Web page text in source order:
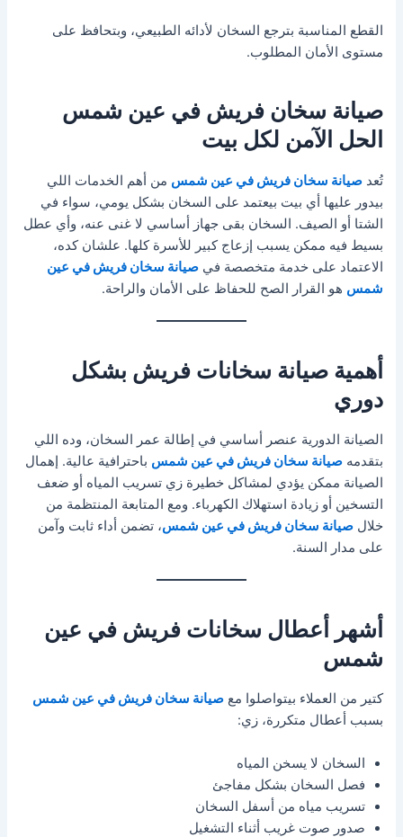
القطع المناسبة بترجع السخان لأدائه الطبيعي، وبتحافظ على
مستوى الأمان المطلوب.
صيانة سخان فريش في عين شمس
الحل الآمن لكل بيت
تُعدصيانة سخان فريش في عين شمس من أهم الخدمات اللي
بيدور عليها أي بيت بيعتمد على السخان بشكل يومي، سواء في
الشتا أو الصيف. السخان بقى جهاز أساسي لا غنى عنه، وأي عطل
بسيط فيه ممكن يسبب إزعاج كبير للأسرة كلها. علشان كده،
الاعتماد على خدمة متخصصة فيصيانة سخان فريش في عين
شمس هو القرار الصح للحفاظ على الأمان والراحة.
أهمية صيانة سخانات فريش بشكل
دوري
الصيانة الدورية عنصر أساسي في إطالة عمر السخان، وده اللي
بتقدمهصيانة سخان فريش في عين شمس باحترافية عالية. إهمال
الصيانة ممكن يؤدي لمشاكل خطيرة زي تسريب المياه أو ضعف
التسخين أو زيادة استهلاك الكهرباء. ومع المتابعة المنتظمة من
خلالصيانة سخان فريش في عين شمس، تضمن أداء ثابت وآمن
على مدار السنة.
أشهر أعطال سخانات فريش في عين
شمس
كتير من العملاء بيتواصلوا معصيانة سخان فريش في عين شمس
بسبب أعطال متكررة، زي:
السخان لا يسخن المياه
فصل السخان بشكل مفاجئ
تسريب مياه من أسفل السخان
صدور صوت غريب أثناء التشغيل